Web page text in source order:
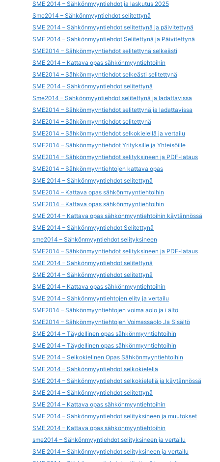
SME 2014 – Sähkönmyyntiehdot ja laskutus 2025
Sme2014 – Sähkönmyyntiehdot selitettynä
SME 2014 – Sähkönmyyntiehdot selitettynä ja päivitettynä
SME 2014 – Sähkönmyyntiehdot Selitettynä ja Päivitettynä
SME2014 – Sähkönmyyntiehdot selitettynä selkeästi
SME 2014 – Kattava opas sähkönmyyntiehtoihin
SME2014 – Sähkönmyyntiehdot selkeästi selitettynä
SME 2014 – Sähkönmyyntiehdot selitettynä
Sme2014 – Sähkönmyyntiehdot selitettynä ja ladattavissa
SME2014 – Sähkönmyyntiehdot selitettynä ja ladattavissa
SME2014 – Sähkönmyyntiehdot selitettynä
SME2014 – Sähkönmyyntiehdot selkokielellä ja vertailu
SME2014 – Sähkönmyyntiehdot Yrityksille ja Yhteisöille
SME2014 – Sähkönmyyntiehdot selityksineen ja PDF-lataus
SME2014 – Sähkönmyyntiehtojen kattava opas
SME 2014 – Sähkönmyyntiehdot selitettynä
SME2014 – Kattava opas sähkönmyyntiehtoihin
SME2014 – Kattava opas sähkönmyyntiehtoihin
SME 2014 – Kattava opas sähkönmyyntiehtoihin käytännössä
SME 2014 – Sähkönmyyntiehdot Selitettynä
sme2014 – Sähkönmyyntiehdot selityksineen
SME2014 – Sähkönmyyntiehdot selityksineen ja PDF-lataus
SME 2014 – Sähkönmyyntiehdot selitettynä
SME 2014 – Sähkönmyyntiehdot selitettynä
SME 2014 – Kattava opas sähkönmyyntiehtoihin
SME 2014 – Sähkönmyyntiehtojen elity ja vertailu
SME2014 – Sähkönmyyntiehtojen voima aolo ja i ältö
SME2014 – Sähkönmyyntiehtojen Voimassaolo Ja Sisältö
SME 2014 – Täydellinen opas sähkönmyyntiehtoihin
SME 2014 – Täydellinen opas sähkönmyyntiehtoihin
SME 2014 – Selkokielinen Opas Sähkönmyyntiehtoihin
SME 2014 – Sähkönmyyntiehdot selkokielellä
SME 2014 – Sähkönmyyntiehdot selkokielellä ja käytännössä
SME 2014 – Sähkönmyyntiehdot selitettynä
SME 2014 – Kattava opas sähkönmyyntiehtoihin
SME 2014 – Sähkönmyyntiehdot selityksineen ja muutokset
SME 2014 – Kattava opas sähkönmyyntiehtoihin
sme2014 – Sähkönmyyntiehdot selityksineen ja vertailu
SME 2014 – Sähkönmyyntiehdot selityksineen ja vertailu